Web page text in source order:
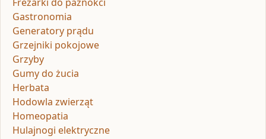
Gastronomia
Generatory prądu
Grzejniki pokojowe
Grzyby
Gumy do żucia
Herbata
Hodowla zwierząt
Homeopatia
Hulajnogi elektryczne